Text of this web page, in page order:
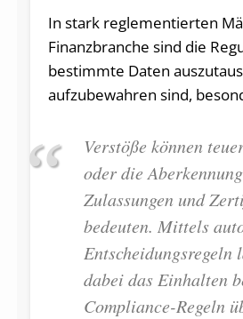
In stark reglementierten
Finanzbranche sind die
bestimmte Daten
aufzubewahren sind,
Verstöße können
oder die
Zulassungen und
bedeuten. Mittels
Entscheidungsregeln
dabei das Einhalten
Compliance-Regeln